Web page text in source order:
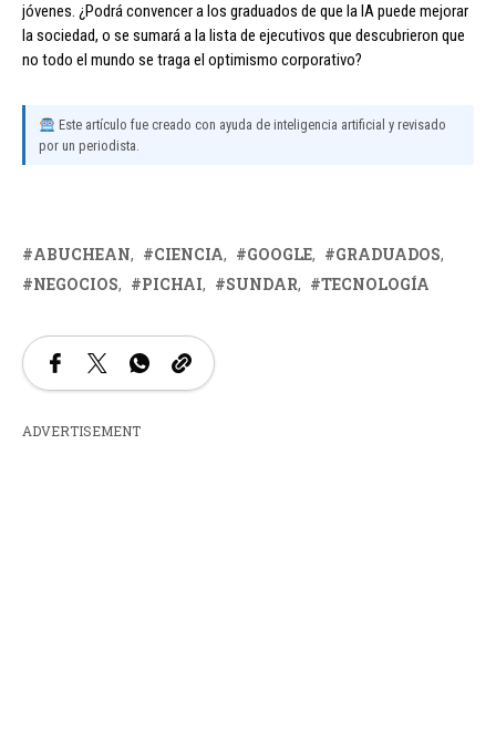
jóvenes. ¿Podrá convencer a los graduados de que la IA puede mejorar
la sociedad, o se sumará a la lista de ejecutivos que descubrieron que
no todo el mundo se traga el optimismo corporativo?
Este artículo fue creado con ayuda de inteligencia artificial y revisado
por un periodista.
ABUCHEAN CIENCIA GOOGLE
GRADUADOS
NEGOCIOS
PICHAI SUNDAR TECNOLOGÍA
ADVERTISEMENT